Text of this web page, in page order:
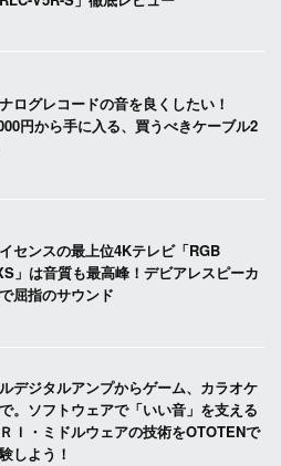
ログレコードの音を良くしたい！
円から手に入る、買うべきケーブル2
センスの最上位4Kテレビ「RGB
」は音質も最高峰！デビアレスピーカ
屈指のサウンド
デジタルアンプからゲーム、カラオケ
。ソフトウェアで「いい音」を支える
Ｉ・ミドルウェアの技術をOTOTENで
しよう！